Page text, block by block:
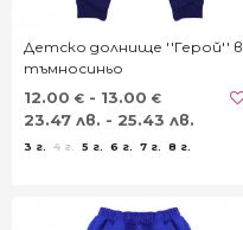
Детско долнище ''Герой'' в
тъмносиньо
12.00 € - 13.00 €
23.47 лв. - 25.43 лв.
3 г. 4 г. 5 г. 6 г. 7 г. 8 г.